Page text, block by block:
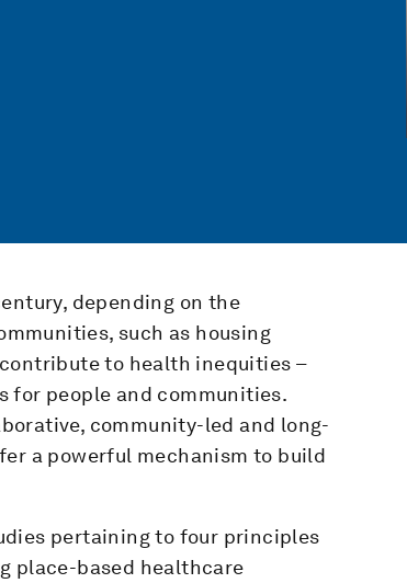
depending on the
such as housing
to health inequities –
for people and communities.
community-led and long-
a powerful mechanism to build
pertaining to four principles
place-based healthcare